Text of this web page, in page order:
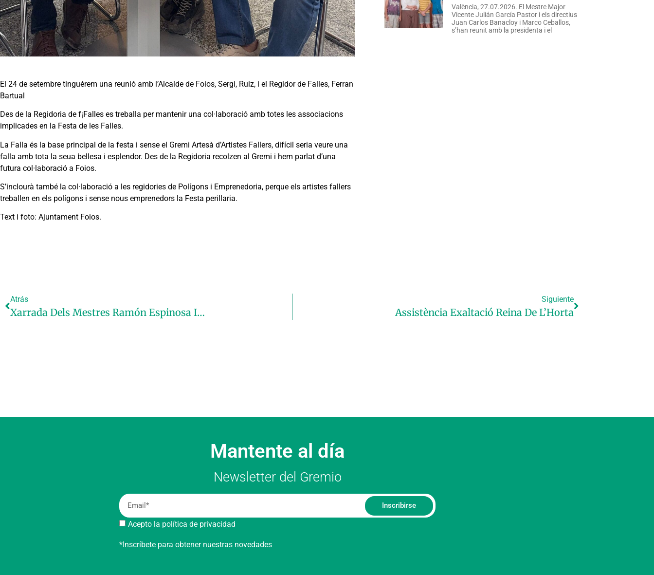
El 24 de setembre tinguérem una reunió amb l’Alcalde de Foios, Sergi, Ruiz, i el Regidor de Falles, Ferran
Bartual
Des de la Regidoria de f¡Falles es treballa per mantenir una col·laboració amb totes les associacions
implicades en la Festa de les Falles.
La Falla és la base principal de la festa i sense el Gremi Artesà d’Artistes Fallers, difícil seria veure una
falla amb tota la seua bellesa i esplendor. Des de la Regidoria recolzen al Gremi i hem parlat d’una
futura col·laboració a Foios.
S’inclourà també la col·laboració a les regidories de Polígons i Emprenedoria, perque els artistes fallers
treballen en els polígons i sense nous emprenedors la Festa perillaria.
Text i foto: Ajuntament Foios.
València, 27.07.2026. El Mestre Major
Vicente Julián García Pastor i els directius
Juan Carlos Banacloy i Marco Ceballos,
s’han reunit amb la presidenta i el
Atrás
Xarrada Dels Mestres Ramón Espinosa I Juan Carlos García
Siguiente
Assistència Exaltació Reina De L’Horta
Mantente al día
Newsletter del Gremio
Acepto la política de privacidad
Inscribirse
*Inscríbete para obtener nuestras novedades